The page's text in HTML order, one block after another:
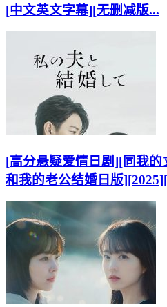
[中文英文字幕][无删减版...
[高分悬疑爱情日剧][同我的
和我的老公结婚日版